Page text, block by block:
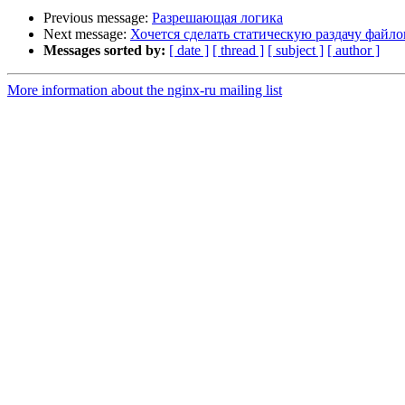
Previous message: Разрешающая логика
Next message: Хочется сделать статическую раздачу
Messages sorted by: [ date ] [ thread ] [ subject ] [ author ]
More information about the nginx-ru mailing list